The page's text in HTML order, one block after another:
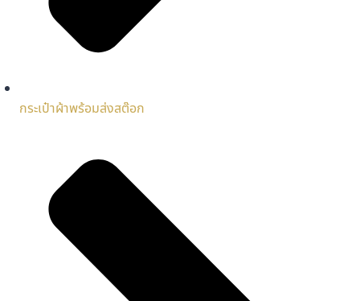
กระเป๋าผ้าพร้อมส่งสต๊อก